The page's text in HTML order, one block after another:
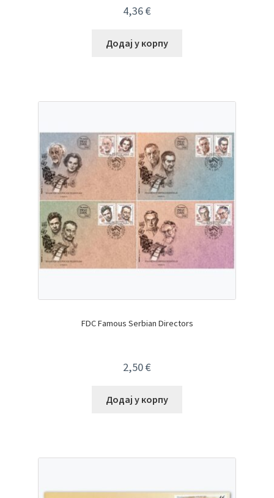
4,36€
Додај у корпу
FDC Famous Serbian Directors
2,50€
Додај у корпу